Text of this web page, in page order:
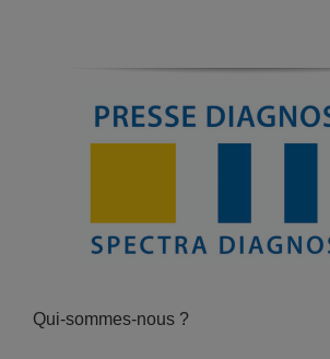
Qui-sommes-nous ?